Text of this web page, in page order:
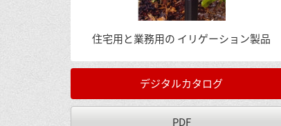
住宅用と業務用の イリゲーション製品
デジタルカタログ
PDF